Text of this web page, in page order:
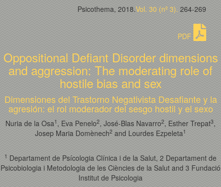
Psicothema, 2018.Vol. 30 (nº 3). 264-269
PDF
Oppositional Defiant Disorder dimensions
and aggression: The moderating role of
hostile bias and sex
Dimensiones del Trastorno Negativista Desafiante y la
agresión: el rol moderador del sesgo hostil y el sexo
Nuria de la Osa1 , Eva Penelo2, José-Blas Navarro2, Esther Trepat3,
Josep Maria Domènech2 and Lourdes Ezpeleta1
1 Departament de Psícologia Clínica i de la Salut, 2 Departament de
Psicobiologia i Metodologia de les Ciències de la Salut and 3 Fundació
Institut de Psicologia